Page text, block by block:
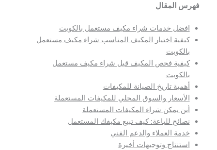
فهرس المقال
افضل خدمات شراء مكيف مستعمل بالكويت
كيفية اختيار المكيف المناسب شراء مكيف مستعمل
بالكويت
كيفية فحص المكيف قبل شراء مكيف مستعمل
بالكويت
أهمية تاريخ الصيانة للمكيفات
الأسعار والسوق المحلي للمكيفات المستعملة
أين يمكن شراء المكيفات المستعملة
نصائح للباعة: كيف تبيع مكيفك المستعمل
خدمة العملاء والدعم الفني
استنتاج وتوجيهات أخيرة